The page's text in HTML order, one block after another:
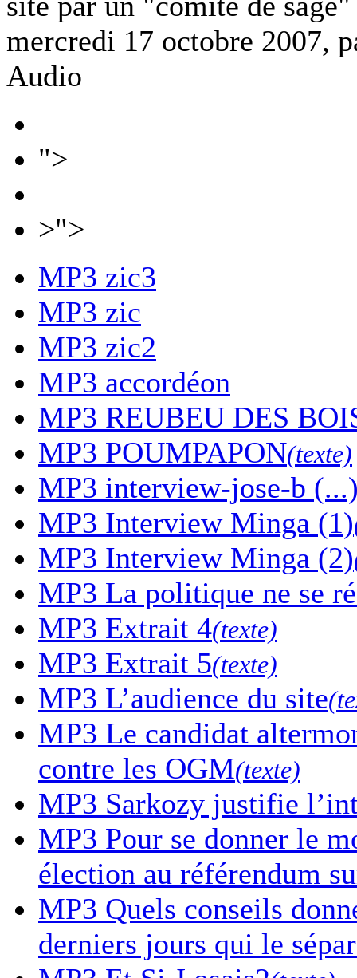
mercredi 17 octobre 2007,
Audio
">
>">
MP3 zic3
MP3 zic
MP3 zic2
MP3 accordéon
MP3 REUBEU DES
MP3 POUMPAPON(texte)
MP3 interview-jose-b
MP3 Interview Minga (1)
MP3 Interview Minga (2)
MP3 La politique ne se
MP3 Extrait 4(texte)
MP3 Extrait 5(texte)
MP3 L’audience du site
MP3 Le candidat
contre les OGM(texte)
MP3 Sarkozy justifie
MP3 Pour se donner le
élection au référendum
MP3 Quels conseils
derniers jours qui le